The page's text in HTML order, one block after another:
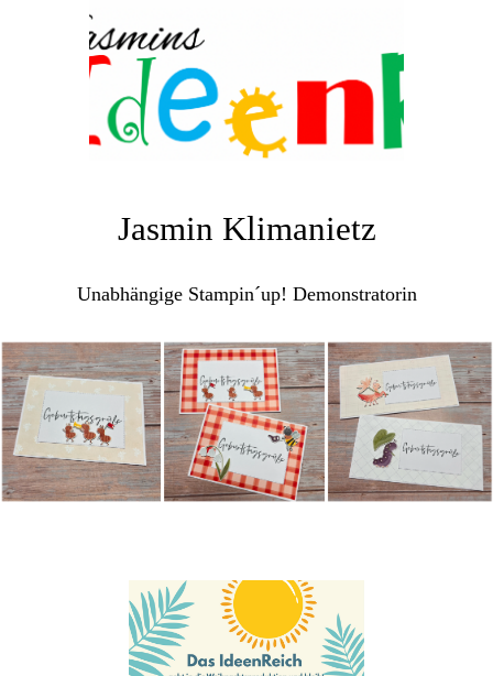
Jasmin Klimanietz
Unabhängige Stampin´up! Demonstratorin